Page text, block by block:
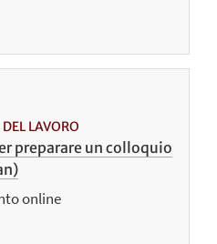
LAVORO
preparare un colloquio
online